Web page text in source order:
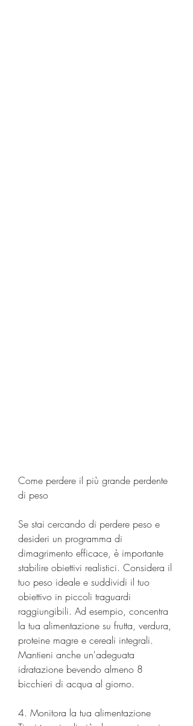
Come perdere il più grande perdente
di peso
Se stai cercando di perdere peso e
desideri un programma di
dimagrimento efficace, è importante
stabilire obiettivi realistici. Considera il
tuo peso ideale e suddividi il tuo
obiettivo in piccoli traguardi
raggiungibili. Ad esempio, concentra
la tua alimentazione su frutta, verdura,
proteine magre e cereali integrali.
Mantieni anche un'adeguata
idratazione bevendo almeno 8
bicchieri di acqua al giorno.
4. Monitora la tua alimentazione